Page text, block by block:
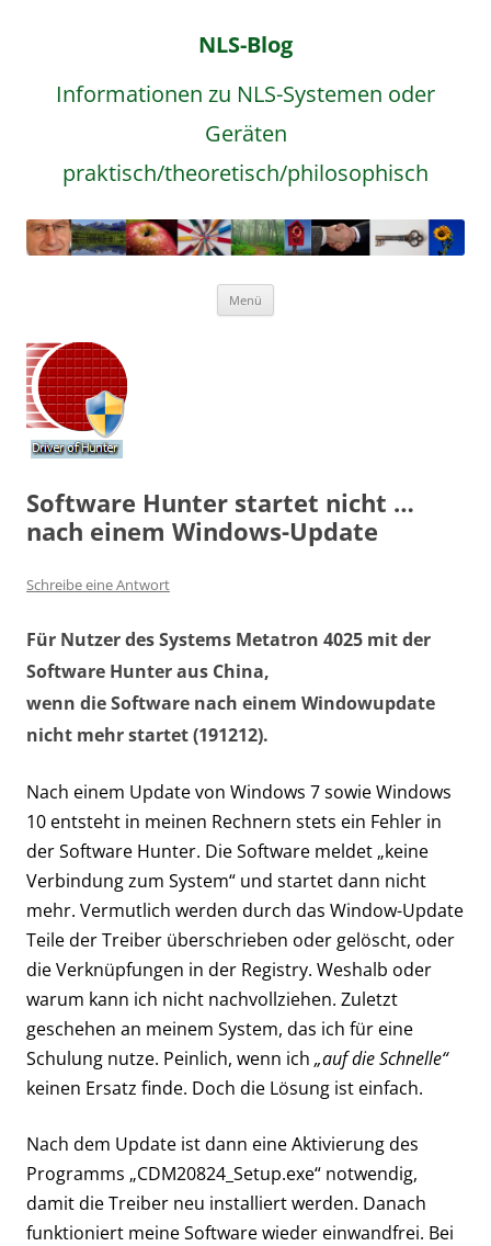
NLS-Blog
Informationen zu NLS-Systemen oder
Geräten
praktisch/theoretisch/philosophisch
Menü
Software Hunter startet nicht …
nach einem Windows-Update
Schreibe eine Antwort
Für Nutzer des Systems Metatron 4025 mit der
Software Hunter aus China,
wenn die Software nach einem Windowupdate
nicht mehr startet (191212).
Nach einem Update von Windows 7 sowie Windows
10 entsteht in meinen Rechnern stets ein Fehler in
der Software Hunter. Die Software meldet „keine
Verbindung zum System“ und startet dann nicht
mehr. Vermutlich werden durch das Window-Update
Teile der Treiber überschrieben oder gelöscht, oder
die Verknüpfungen in der Registry. Weshalb oder
warum kann ich nicht nachvollziehen. Zuletzt
geschehen an meinem System, das ich für eine
Schulung nutze. Peinlich, wenn ich „auf die Schnelle“
keinen Ersatz finde. Doch die Lösung ist einfach.
Nach dem Update ist dann eine Aktivierung des
Programms „CDM20824_Setup.exe“ notwendig,
damit die Treiber neu installiert werden. Danach
funktioniert meine Software wieder einwandfrei. Bei